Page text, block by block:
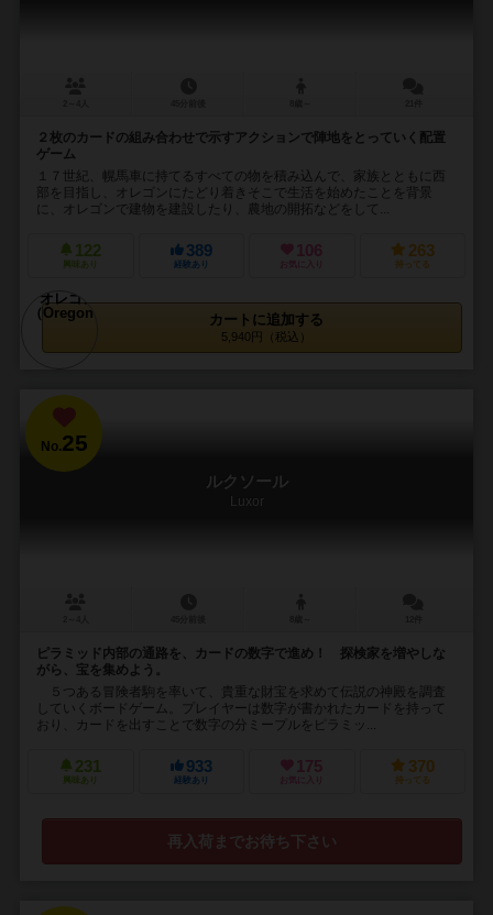
２枚のカードの組み合わせで示すアクションで陣地をとっていく配置
ゲーム
１７世紀、幌馬車に持てるすべての物を積み込んで、家族とともに西
部を目指し、オレゴンにたどり着きそこで生活を始めたことを背景
に、オレゴンで建物を建設したり、農地の開拓などをして...
122
興味あり
389
経験あり
106
お気に入り
263
持ってる
カートに追加する
5,940円（税込）
No.25
ルクソール
Luxor
ピラミッド内部の通路を、カードの数字で進め！ 探検家を増やしな
がら、宝を集めよう。
５つある冒険者駒を率いて、貴重な財宝を求めて伝説の神殿を調査
していくボードゲーム。プレイヤーは数字が書かれたカードを持って
おり、カードを出すことで数字の分ミープルをピラミッ...
231
興味あり
933
経験あり
175
お気に入り
370
持ってる
再入荷までお待ち下さい